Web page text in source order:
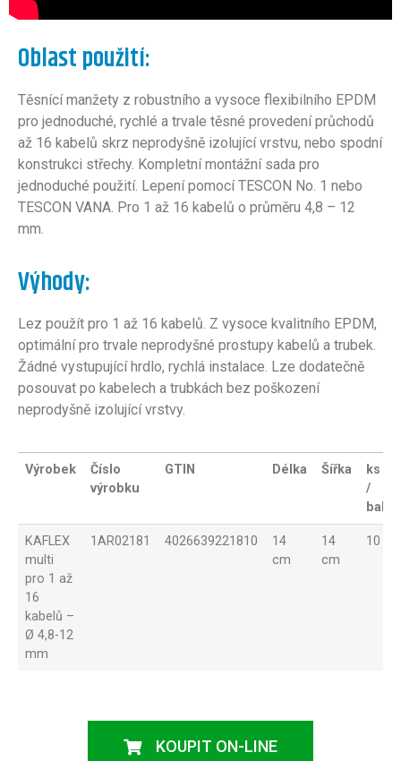
Oblast použití:
Těsnící manžety z robustního a vysoce flexibilního EPDM
pro jednoduché, rychlé a trvale těsné provedení průchodů
až 16 kabelů skrz neprodyšně izolující vrstvu, nebo spodní
konstrukci střechy. Kompletní montážní sada pro
jednoduché použití. Lepení pomocí TESCON No. 1 nebo
TESCON VANA. Pro 1 až 16 kabelů o průměru 4,8 – 12
mm.
Výhody:
Lez použít pro 1 až 16 kabelů. Z vysoce kvalitního EPDM,
optimální pro trvale neprodyšné prostupy kabelů a trubek.
Žádné vystupující hrdlo, rychlá instalace. Lze dodatečně
posouvat po kabelech a trubkách bez poškození
neprodyšně izolující vrstvy.
Výrobek
Číslo
výrobku
GTIN Délka Šířka
ks
/
bal
KAFLEX
multi
pro 1 až
16
kabelů –
Ø 4,8-12
mm
1AR02181 4026639221810
14
cm
14
cm
10
KOUPIT ON-LINE